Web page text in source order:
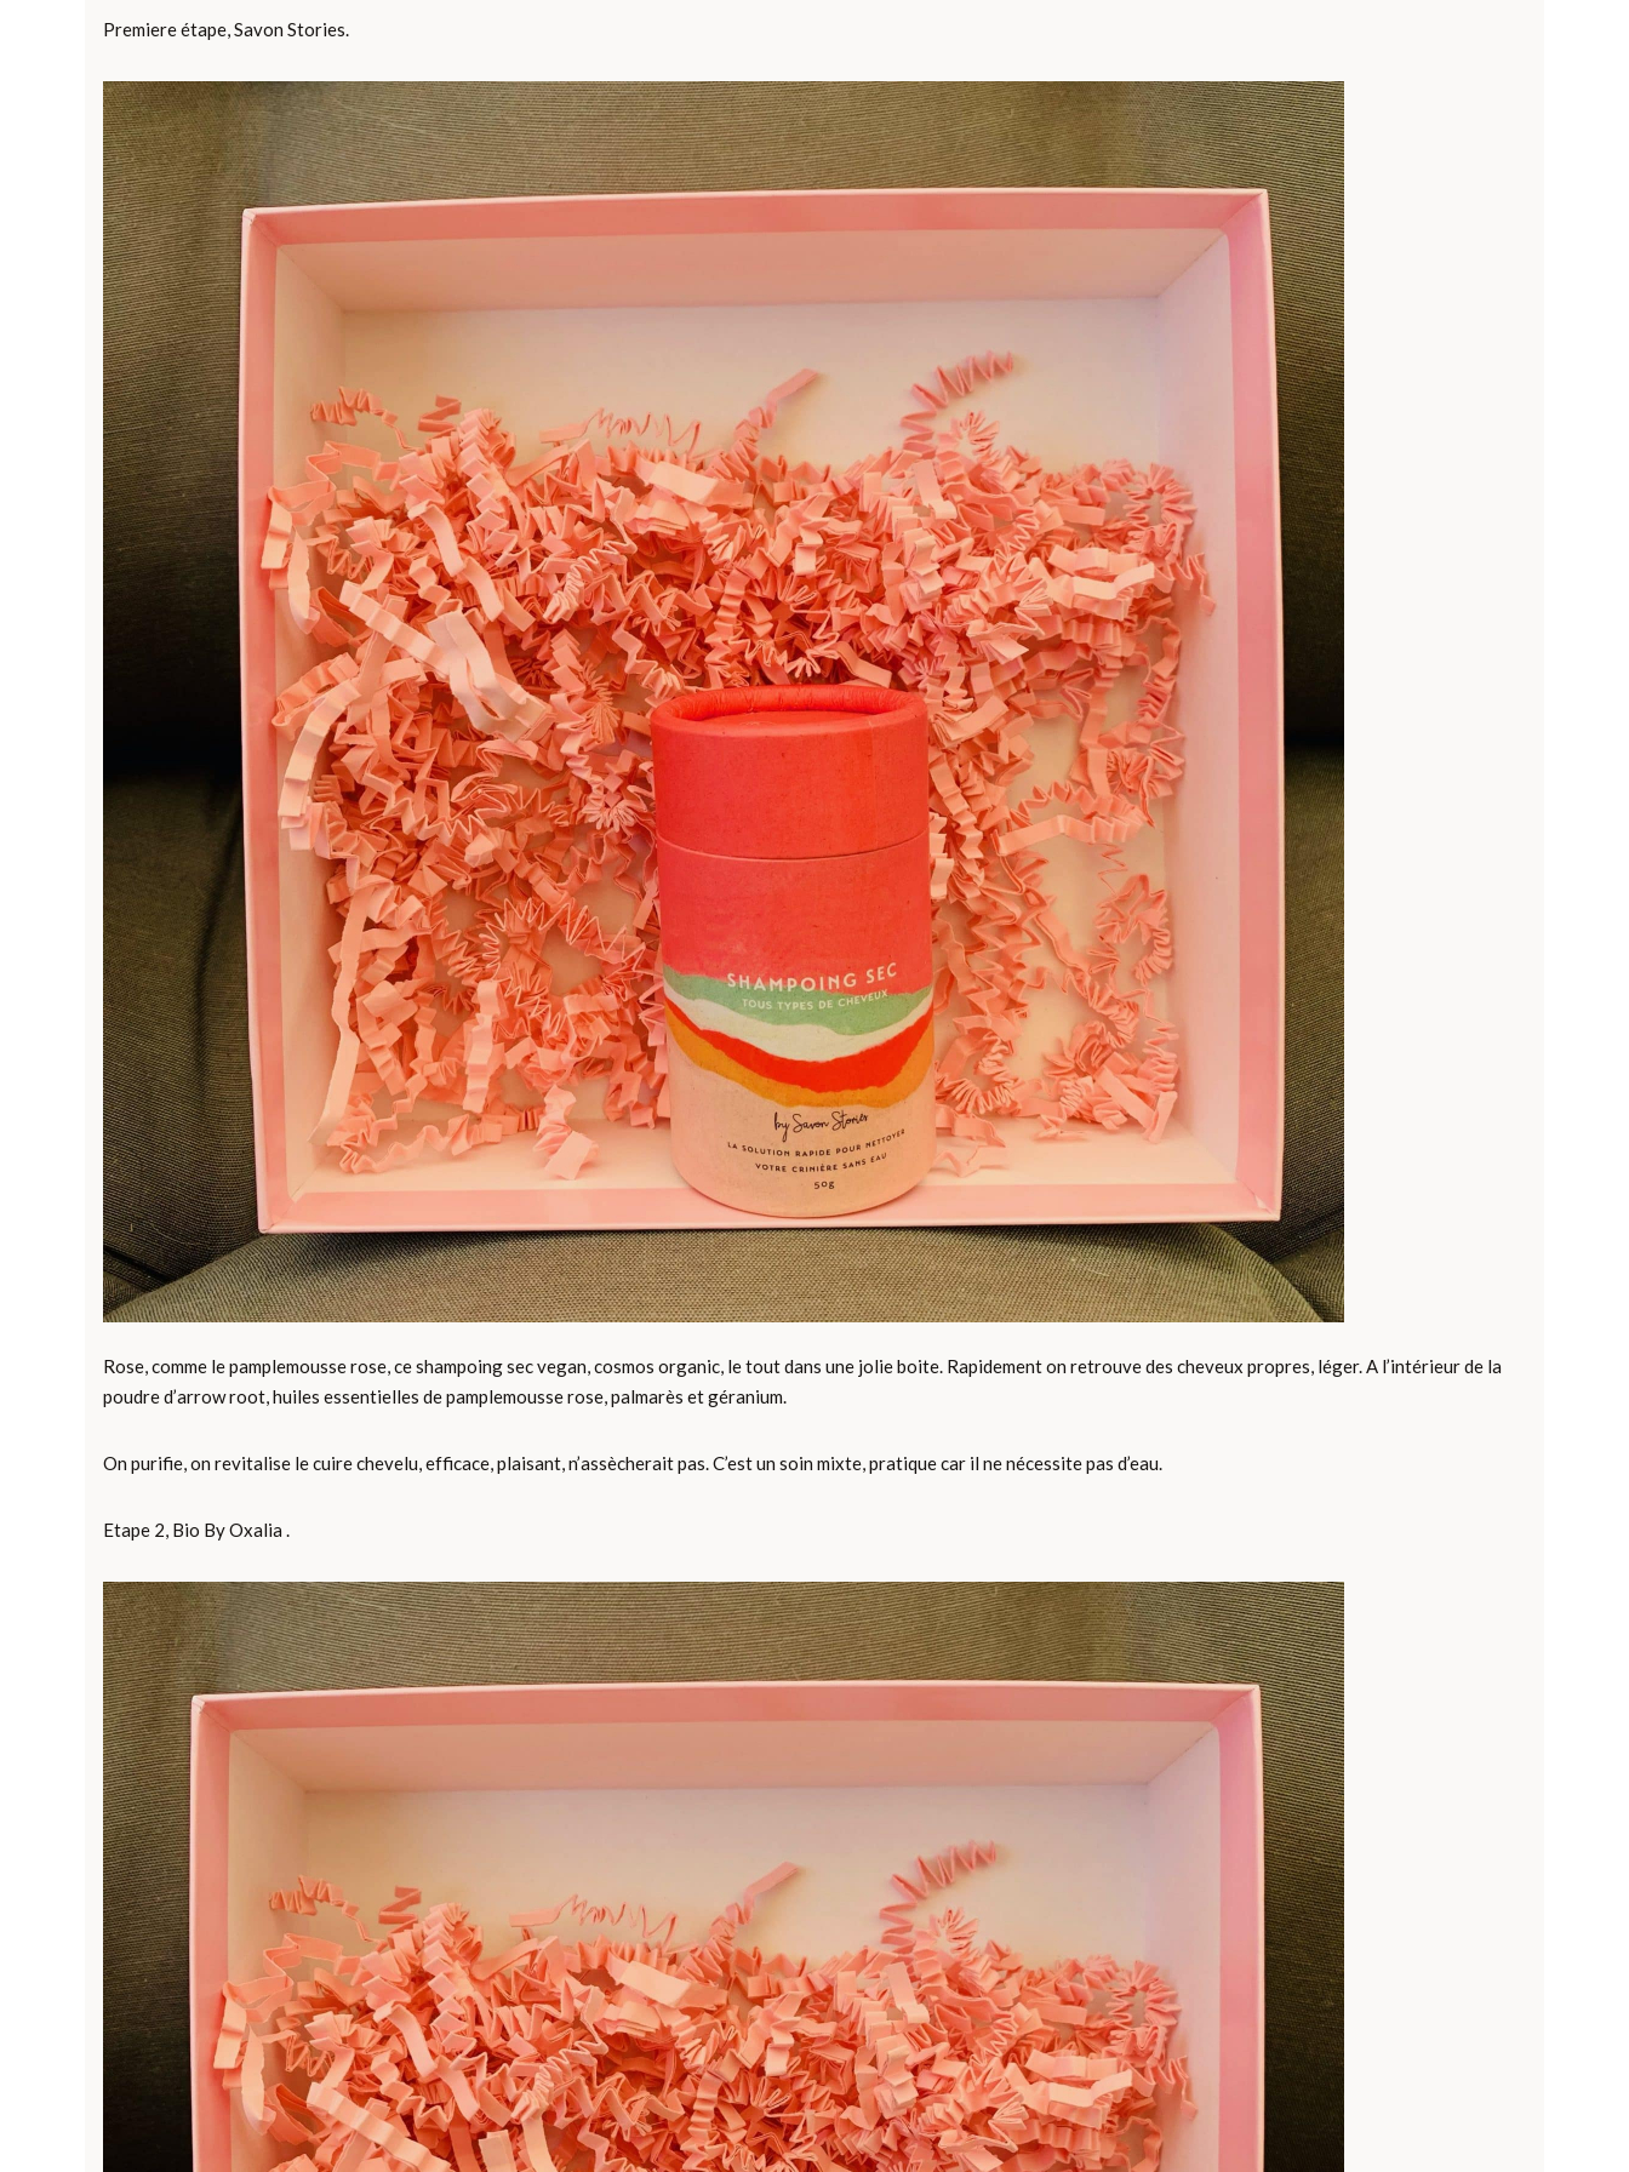
Premiere étape, Savon Stories.
Rose, comme le pamplemousse rose, ce shampoing sec vegan, cosmos organic, le tout dans une jolie boite. Rapidement on retrouve des cheveux propres, léger. A l’intérieur de la
poudre d’arrow root, huiles essentielles de pamplemousse rose, palmarès et géranium.
On purifie, on revitalise le cuire chevelu, efficace, plaisant, n’assècherait pas. C’est un soin mixte, pratique car il ne nécessite pas d’eau.
Etape 2, Bio By Oxalia .